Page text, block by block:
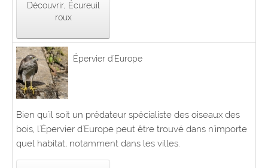
Découvrir, Écureuil
roux
Épervier d'Europe
Bien qu'il soit un prédateur spécialiste des oiseaux des
bois, l'Épervier d'Europe peut être trouvé dans n'importe
quel habitat, notamment dans les villes.